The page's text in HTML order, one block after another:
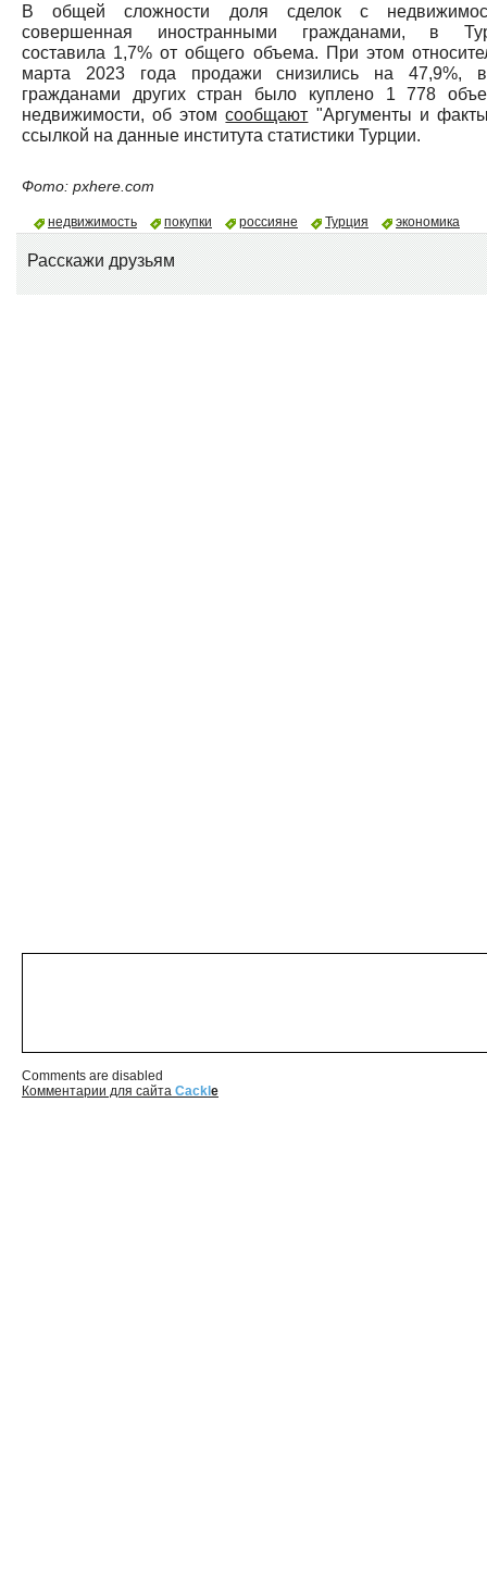
В общей сложности доля сделок с
совершенная иностранными гражданами, в
составила 1,7% от общего объема. При этом
марта 2023 года продажи снизились на 47,9%,
гражданами других стран было куплено 1 778
недвижимости, об этомсообщают "Аргументы и
ссылкой на данные института статистики Турции.
Фото: pxhere.com
недвижимость покупки россияне Турция экономика
Расскажи друзьям
Comments are disabled
Комментарии для сайта Cackl e